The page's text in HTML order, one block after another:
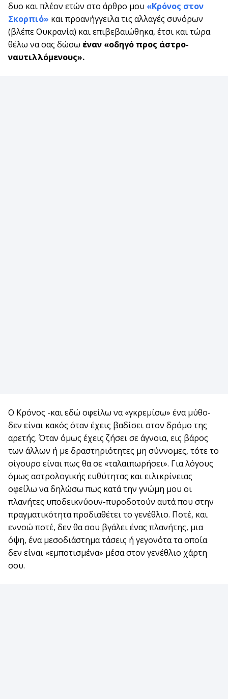
δυο και πλέον ετών στο άρθρο μου «Κρόνος στον
Σκορπιό» και προανήγγειλα τις αλλαγές συνόρων
(βλέπε Ουκρανία) και επιβεβαιώθηκα, έτσι και τώρα
θέλω να σας δώσω έναν «οδηγό προς άστρο-
ναυτιλλόμενους».
Ο Κρόνος -και εδώ οφείλω να «γκρεμίσω» ένα μύθο-
δεν είναι κακός όταν έχεις βαδίσει στον δρόμο της
αρετής. Όταν όμως έχεις ζήσει σε άγνοια, εις βάρος
των άλλων ή με δραστηριότητες μη σύννομες, τότε το
σίγουρο είναι πως θα σε «ταλαιπωρήσει». Για λόγους
όμως αστρολογικής ευθύτητας και ειλικρίνειας
οφείλω να δηλώσω πως κατά την γνώμη μου οι
πλανήτες υποδεικνύουν-πυροδοτούν αυτά που στην
πραγματικότητα προδιαθέτει το γενέθλιο. Ποτέ, και
εννοώ ποτέ, δεν θα σου βγάλει ένας πλανήτης, μια
όψη, ένα μεσοδιάστημα τάσεις ή γεγονότα τα οποία
δεν είναι «εμποτισμένα» μέσα στον γενέθλιο χάρτη
σου.